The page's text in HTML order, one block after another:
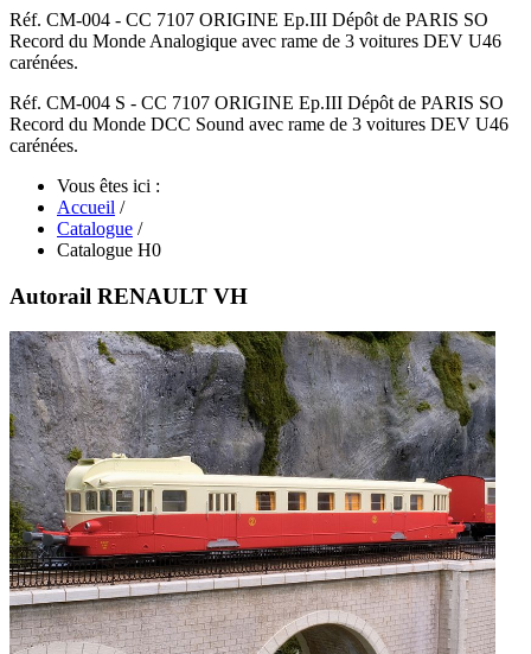
Réf. CM-004 - CC 7107 ORIGINE Ep.III Dépôt de PARIS SO
Record du Monde Analogique avec rame de 3 voitures DEV U46
carénées.
Réf. CM-004 S - CC 7107 ORIGINE Ep.III Dépôt de PARIS SO
Record du Monde DCC Sound avec rame de 3 voitures DEV U46
carénées.
Vous êtes ici :
Accueil /
Catalogue /
Catalogue H0
Autorail RENAULT VH